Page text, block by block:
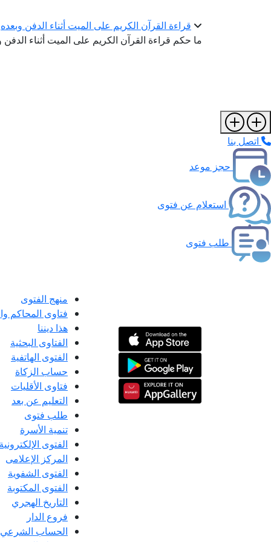
قراءة القرآن الكريم على الميت أثناء الدفن وبعده
ما حكم قراءة القرآن الكريم على الميت أثناء الدفن
اتصل بنا
حجز موعد
استعلام عن فتوى
طلب فتوى
منهج الفتوى
فتاوى المحاكم
هذا ديننا
الفتاوى البحثية
الفتوى الهاتفية
حساب الزكاة
فتاوى الأقليات
التعليم عن بعد
طلب فتوى
تنمية الأسرة
الفتوى الإلكترونية
المركز الإعلامى
الفتوى الشفوية
الفتوى المكتوبة
التاريخ الهجري
فروع الدار
الحساب الشرعي